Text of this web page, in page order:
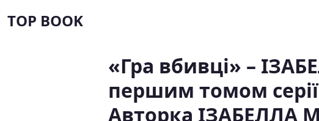
TOP BOOK
«Гра вбивці» –
першим томом
Авторка ІЗАБЕЛЛА